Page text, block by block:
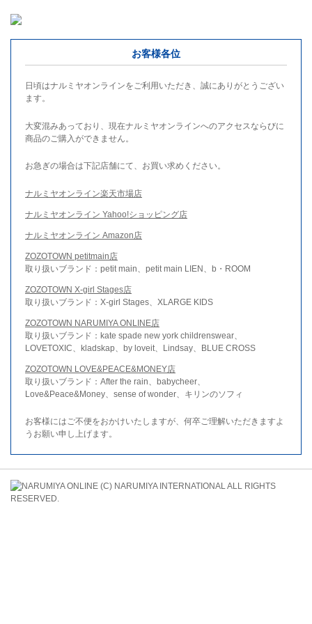
お客様各位
日頃はナルミヤオンラインをご利用いただき、誠にありがとうござい
ます。
大変混みあっており、現在ナルミヤオンラインへのアクセスならびに
商品のご購入ができません。
お急ぎの場合は下記店舗にて、お買い求めください。
ナルミヤオンライン楽天市場店
ナルミヤオンライン Yahoo!ショッピング店
ナルミヤオンライン Amazon店
ZOZOTOWN petitmain店
取り扱いブランド：petit main、petit main LIEN、b・ROOM
ZOZOTOWN X-girl Stages店
取り扱いブランド：X-girl Stages、XLARGE KIDS
ZOZOTOWN NARUMIYA ONLINE店
取り扱いブランド：kate spade new york childrenswear、
LOVETOXIC、kladskap、by loveit、Lindsay、BLUE CROSS
ZOZOTOWN LOVE&PEACE&MONEY店
取り扱いブランド：After the rain、babycheer、
Love&Peace&Money、sense of wonder、キリンのソフィ
お客様にはご不便をおかけいたしますが、何卒ご理解いただきますよ
うお願い申し上げます。